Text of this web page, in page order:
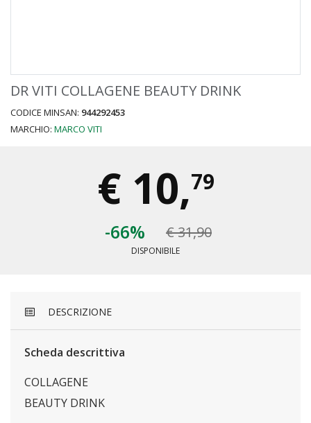
DR VITI COLLAGENE BEAUTY DRINK
CODICE MINSAN: 944292453
MARCHIO: MARCO VITI
€ 10,79
-66% € 31,90
DISPONIBILE
DESCRIZIONE
Scheda descrittiva
COLLAGENE
BEAUTY DRINK